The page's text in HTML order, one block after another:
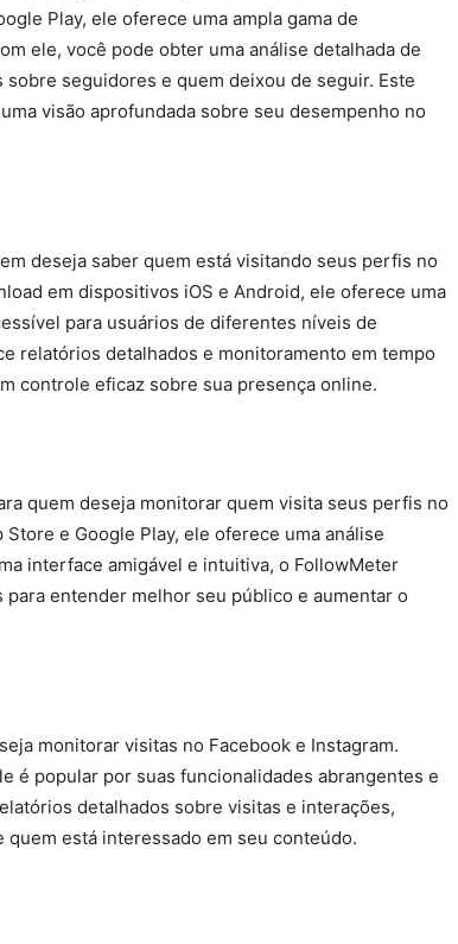
Play, ele oferece uma ampla gama de
ele, você pode obter uma análise detalhada de
seguidores e quem deixou de seguir. Este
visão aprofundada sobre seu desempenho no
deseja saber quem está visitando seus perfis no
em dispositivos iOS e Android, ele oferece uma
para usuários de diferentes níveis de
relatórios detalhados e monitoramento em tempo
controle eficaz sobre sua presença online.
quem deseja monitorar quem visita seus perfis no
e Google Play, ele oferece uma análise
interface amigável e intuitiva, o FollowMeter
entender melhor seu público e aumentar o
monitorar visitas no Facebook e Instagram.
é popular por suas funcionalidades abrangentes e
detalhados sobre visitas e interações,
está interessado em seu conteúdo.